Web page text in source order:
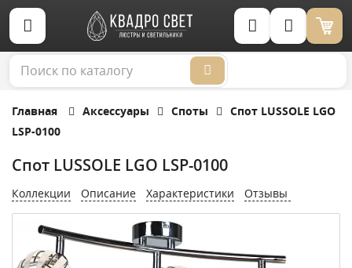
Корзина (0)
Главная Аксессуары Споты
Спот LUSSOLE LGO
LSP-0100
Спот LUSSOLE LGO LSP-0100
Коллекции Описание Характеристики Отзывы